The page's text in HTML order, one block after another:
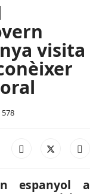
visita
espanyol a